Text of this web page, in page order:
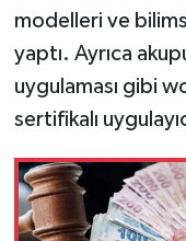
modelleri ve
yaptı. Ayrıca
uygulaması gibi
sertifikalı